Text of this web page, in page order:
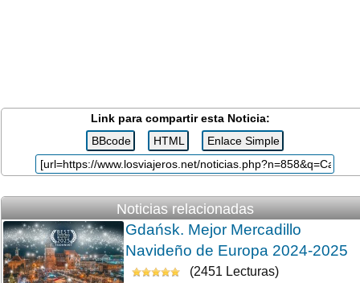
Link para compartir esta Noticia:
Noticias relacionadas
Gdańsk. Mejor Mercadillo
Navideño de Europa 2024-2025
(2451 Lecturas)